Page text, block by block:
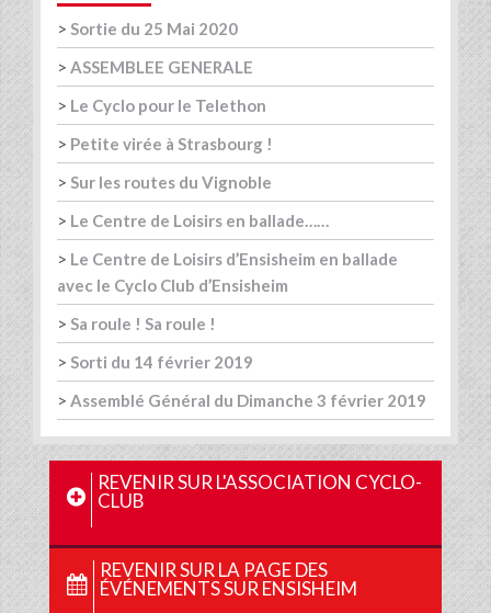
> Sortie du 25 Mai 2020
> ASSEMBLEE GENERALE
> Le Cyclo pour le Telethon
> Petite virée à Strasbourg !
> Sur les routes du Vignoble
> Le Centre de Loisirs en ballade……
> Le Centre de Loisirs d’Ensisheim en ballade
avec le Cyclo Club d’Ensisheim
> Sa roule ! Sa roule !
> Sorti du 14 février 2019
> Assemblé Général du Dimanche 3 février 2019
REVENIR SUR L'ASSOCIATION CYCLO-
CLUB
REVENIR SUR LA PAGE DES
ÉVÉNEMENTS SUR ENSISHEIM